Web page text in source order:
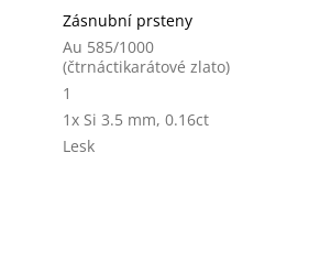
Zásnubní prsteny
Au 585/1000
(čtrnáctikarátové zlato)
1
1x Si 3.5 mm, 0.16ct
Lesk